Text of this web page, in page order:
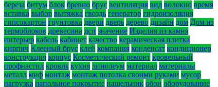
береза битум блок бревно брус вентиляция вид волокно время
вставка выбор вытяжка гвоздь генератор гидроизоляция
гипсокартон грунтовка двери дверь дерево дизайн дом Дом из
термоблоков древесина дсп значение Изделия из камня
интерьер кабель кабинет качество керамическая плитка
кирпич Клееный брус клей компания конденсат кондиционер
конструкция корпус Косметический ремонт кровельный
профнастил кровля кухня линолеум материал материалы
металл миф монтаж монтаж потолка своими руками мусор
нагрузка напольное покрытие нащельник обои оборудование